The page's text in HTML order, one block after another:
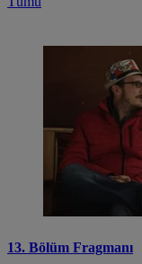
13. Bölüm Fragmanı